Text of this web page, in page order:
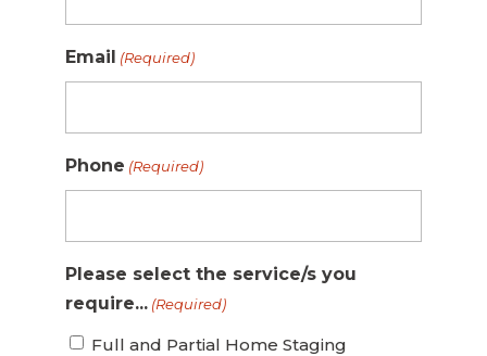
Email (Required)
Phone (Required)
Please select the service/s you
require... (Required)
Full and Partial Home Staging